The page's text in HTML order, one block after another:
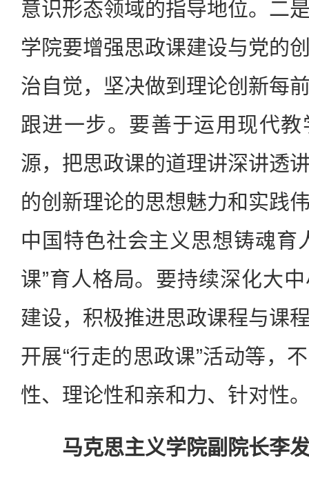
意识形态领域的指导地位。二
学院要增强思政课建设与党的
治自觉，坚决做到理论创新每
跟进一步。要善于运用现代
源，把思政课的道理讲深讲透
的创新理论的思想魅力和实践
中国特色社会主义思想铸魂育
课”育人格局。要持续深化大
建设，积极推进思政课程与课
开展“行走的思政课”活动等，
性、理论性和亲和力、针对性
马克思主义学院副院长李